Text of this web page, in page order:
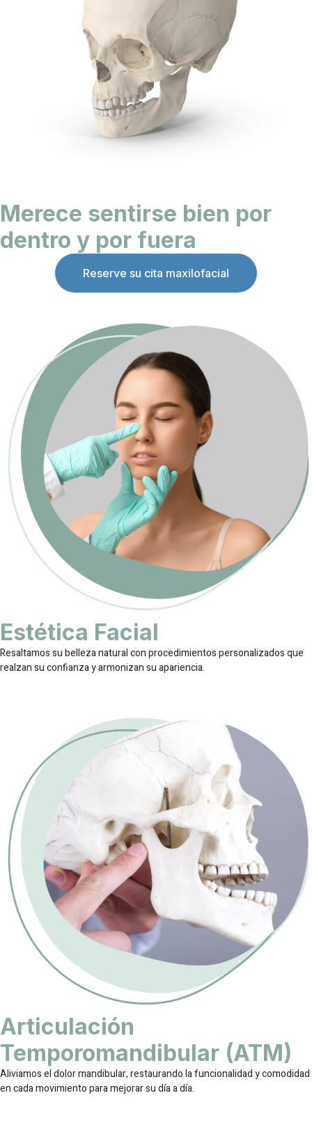
Merece sentirse bien por
dentro y por fuera
Reserve su cita maxilofacial
Estética Facial
Resaltamos su belleza natural con procedimientos personalizados que
realzan su confianza y armonizan su apariencia.
Articulación
Temporomandibular (ATM)
Aliviamos el dolor mandibular, restaurando la funcionalidad y comodidad
en cada movimiento para mejorar su día a día.